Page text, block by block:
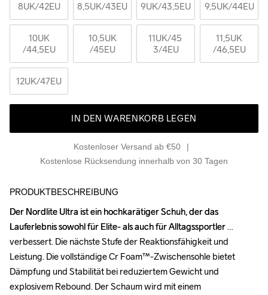
8UK/42EU 8,5UK/43EU 9UK/43,5EU 9,5UK/44EU
10UK
/44,5EU
10,5UK
/45EU
11UK/45
3/4EU
11,5UK
/46,5EU
12UK/47EU
IN DEN WARENKORB LEGEN
Kostenloser Versand ab €50
Kostenlose Rücksendung innerhalb von 30 Tagen
PRODUKTBESCHREIBUNG
Der Nordlite Ultra ist ein hochkarätiger Schuh, der das
Lauferlebnis sowohl für Elite- als auch für Alltagssportler
verbessert. Die nächste Stufe der Reaktionsfähigkeit und
Leistung. Die vollständige Cr Foam™-Zwischensohle bietet
Dämpfung und Stabilität bei reduziertem Gewicht und
explosivem Rebound. Der Schaum wird mit einem
Der Nordlite Ultra ist ein hochkarätiger Schuh, der das
Lauferlebnis sowohl für Elite- als auch für Alltagssportler
verbessert. Die nächste Stufe der Reaktionsfähigkeit und
Leistung. Die vollständige Cr Foam™-Zwischensohle bietet
Dämpfung und Stabilität bei reduziertem Gewicht und
explosivem Rebound. Der Schaum wird mit einem